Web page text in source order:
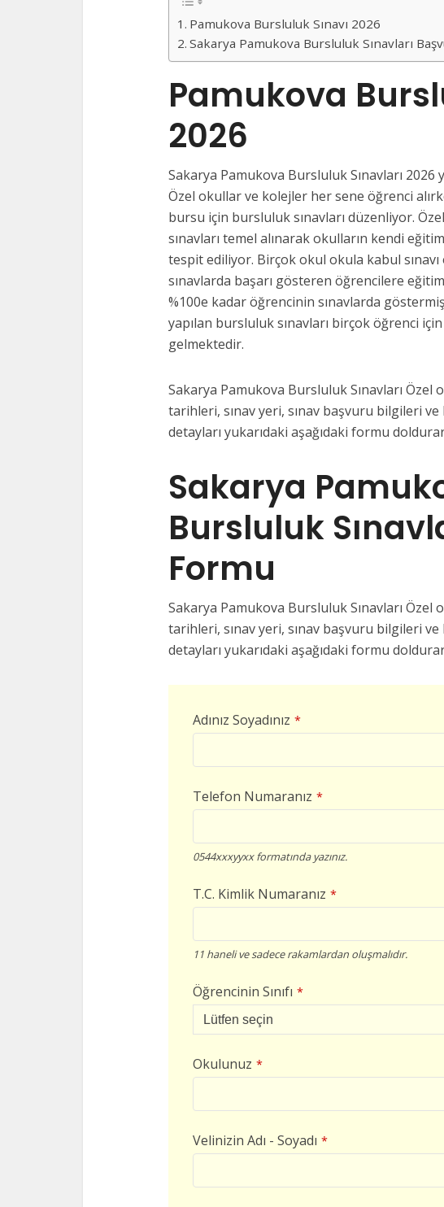
Pamukova Bursluluk Sınavı 2026
Sakarya Pamukova Bursluluk Sınavları
Pamukova
2026
Sakarya Pamukova Bursluluk Sınavları 2026
Özel okullar ve kolejler her sene öğrenci
bursu için bursluluk sınavları düzenliyor.
sınavları temel alınarak okulların kendi
tespit ediliyor. Birçok okul okula kabul sınavı
sınavlarda başarı gösteren öğrencilere
%100e kadar öğrencinin sınavlarda
yapılan bursluluk sınavları birçok öğrenci
gelmektedir.
Sakarya Pamukova Bursluluk Sınavları
tarihleri, sınav yeri, sınav başvuru bilgileri
detayları yukarıdaki aşağıdaki formu
Sakarya
Bursluluk
Formu
Sakarya Pamukova Bursluluk Sınavları
tarihleri, sınav yeri, sınav başvuru bilgileri
detayları yukarıdaki aşağıdaki formu
Adınız Soyadınız *
Telefon Numaranız *
0544xxxyyxx formatında yazınız.
T.C. Kimlik Numaranız *
11 haneli ve sadece rakamlardan oluşmalıdır.
Öğrencinin Sınıfı *
Okulunuz *
Velinizin Adı - Soyadı *